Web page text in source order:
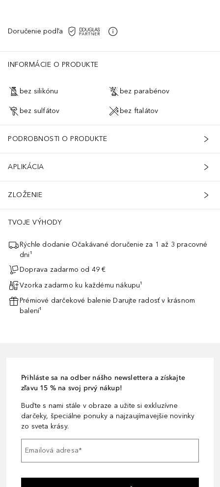
Doručenie podľa
INFORMÁCIE O PRODUKTE
bez silikónu bez parabénov
bez sulfátov bez ftalátov
PODROBNOSTI O PRODUKTE
APLIKÁCIA
ZLOŽENIE
TVOJE VÝHODY
Rýchle dodanie Očakávané doručenie za 1 až 3 pracovné
dni¹
Doprava zadarmo od 49 €
Vzorka zadarmo ku každému nákupu¹
Prémiové darčekové balenie Darujte radosť v krásnom
balení¹
Prihláste sa na odber nášho newslettera a získajte
zľavu 15 % na svoj prvý nákup!
Buďte s nami stále v obraze a užite si exkluzívne
darčeky, špeciálne ponuky a najzaujímavejšie novinky
zo sveta krásy.
Emailová adresa*